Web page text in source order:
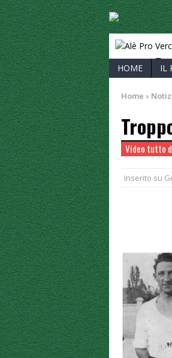
HOME IL
Home »
Video tutto
Inserito su